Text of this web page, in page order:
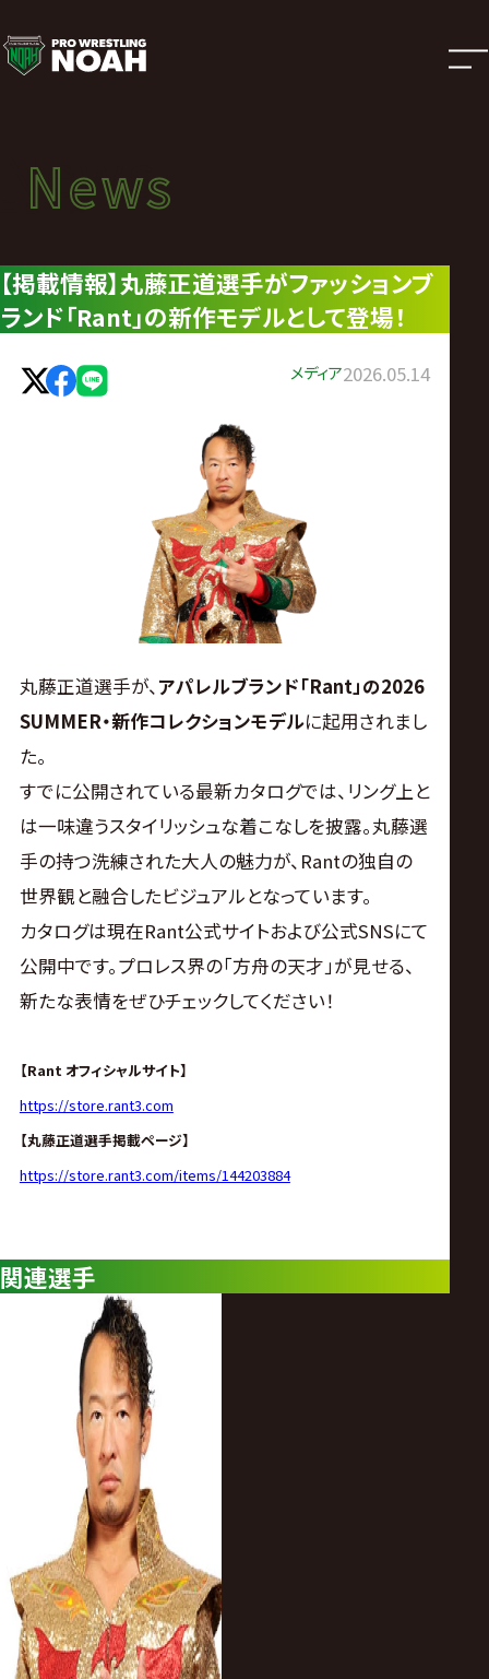
ニ
ュ
ー
ス
|
プ
ロ
グ・
ノ
ア
公
式
サ
イ
ト
News
ニュース
News
【掲載情報】丸藤正道選手がファッションブ
ランド「Rant」の新作モデルとして登場！
メディア2026.05.14
丸藤正道選手が、アパレルブランド「Rant」の2026
SUMMER・新作コレクションモデルに起用されまし
た。
すでに公開されている最新カタログでは、リング上と
は一味違うスタイリッシュな着こなしを披露。丸藤選
手の持つ洗練された大人の魅力が、Rantの独自の
世界観と融合したビジュアルとなっています。
カタログは現在Rant公式サイトおよび公式SNSにて
公開中です。プロレス界の「方舟の天才」が見せる、
新たな表情をぜひチェックしてください！
【Rant オフィシャルサイト】
https://store.rant3.com
【丸藤正道選手掲載ページ】
https://store.rant3.com/items/144203884
関連選手